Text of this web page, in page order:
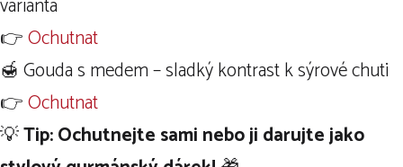
👉Ochutnat
🍯 Gouda s medem – sladký kontrast k sýrové chuti
👉Ochutnat
💡Tip: Ochutnejte sami nebo ji darujte jako